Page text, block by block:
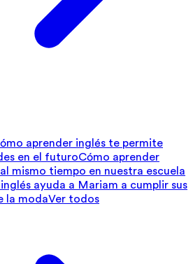
aprender inglés te permite
en el futuroCómo aprender
mismo tiempo en nuestra escuela
ayuda a Mariam a cumplir sus
la modaVer todos